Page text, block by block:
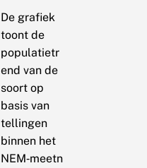
De grafiek
toont de
populatietr
end van de
soort op
basis van
tellingen
binnen het
NEM‑meetn